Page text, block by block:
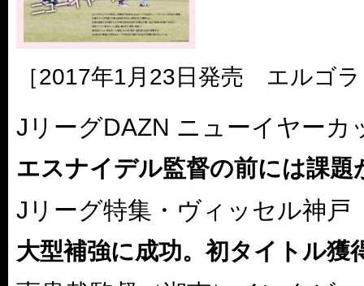
［2017年1月23日発売 エルゴ
JリーグDAZN ニューイヤーカ
エスナイデル監督の前には課題
Jリーグ特集・ヴィッセル神戸
大型補強に成功。初タイトル獲